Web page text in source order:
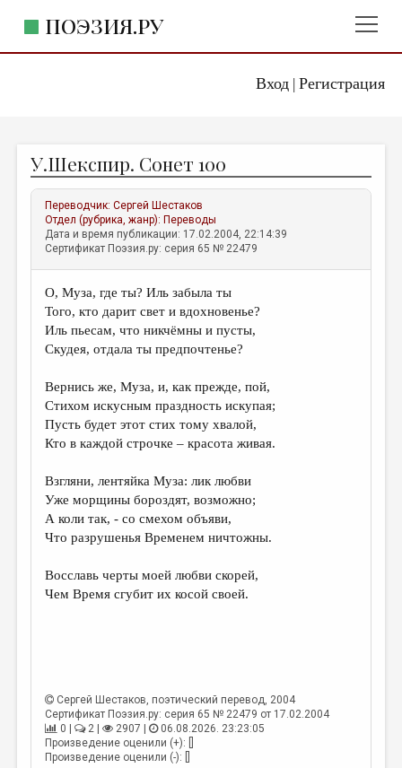
Вход| Регистрация
ПОЭЗИЯ.РУ
ЖАНРЫ
АВТОРЫ
КОММЕНТАРИИ
ЛИТСАЛОН
НОВОСТИ
ПРАВИЛА САЙТА
ИЗБРАННОЕ
ДАЙДЖЕСТ
ПЕРЕВОДЫ
КОНКУРСЫ
КНИЖНАЯ ПОЛКА
КОЛОНКА РЕДАКТОРА
РЕДКОЛЛЕГИЯ
У.Шекспир. Сонет 100
Переводчик:Сергей Шестаков
Отдел (рубрика, жанр): Переводы
Дата и время публикации: 17.02.2004, 22:14:39
Сертификат Поэзия.ру: серия 65 № 22479
О, Муза, где ты? Иль забыла ты
Того, кто дарит свет и вдохновенье?
Иль пьесам, что никчёмны и пусты,
Скудея, отдала ты предпочтенье?
Вернись же, Муза, и, как прежде, пой,
Стихом искусным праздность искупая;
Пусть будет этот стих тому хвалой,
Кто в каждой строчке – красота живая.
Взгляни, лентяйка Муза: лик любви
Уже морщины бороздят, возможно;
А коли так, - со смехом объяви,
Что разрушенья Временем ничтожны.
Восславь черты моей любви скорей,
Чем Время сгубит их косой своей.
Сергей Шестаков, поэтический перевод, 2004
Сертификат Поэзия.ру: серия 65 № 22479 от 17.02.2004
0 |
2 | 2907 |
06.08.2026. 23:23:05
Произведение оценили (+): []
Произведение оценили (-): []